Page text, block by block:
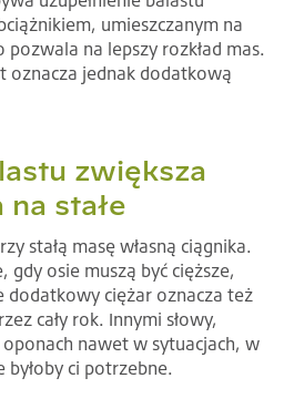
umieszczanym na
na lepszy rozkład mas.
oznacza jednak dodatkową
zwiększa
na stałe
stałą masę własną ciągnika.
osie muszą być cięższe,
dodatkowy ciężar oznacza też
cały rok. Innymi słowy,
nawet w sytuacjach, w
ci potrzebne.